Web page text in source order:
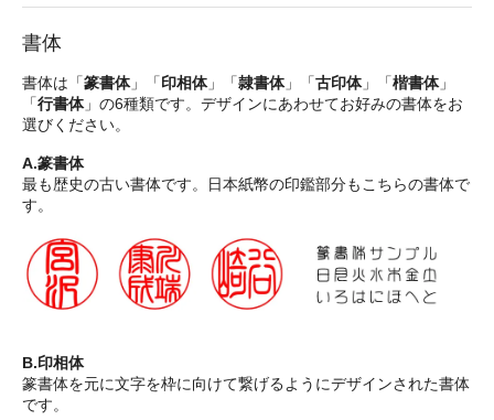
書体
書体は「篆書体」「印相体」「隷書体」「古印体」「楷書体」
「行書体」の6種類です。デザインにあわせてお好みの書体をお
選びください。
A.篆書体
最も歴史の古い書体です。日本紙幣の印鑑部分もこちらの書体で
す。
B.印相体
篆書体を元に文字を枠に向けて繋げるようにデザインされた書体
です。